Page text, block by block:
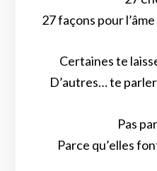
27 façons pour
Certaines te
D’autres… te
Pas
Parce qu’elles